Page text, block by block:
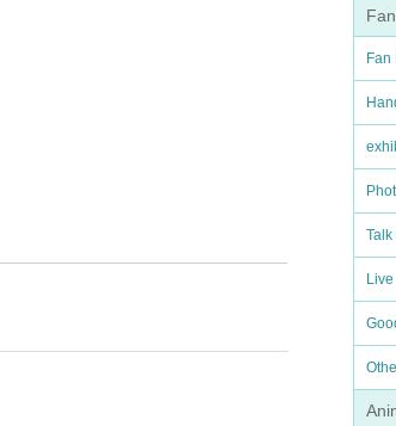
Fan
Live
ェライターが訪れたことをきっかけ